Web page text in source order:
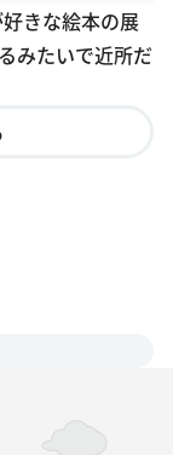
きな絵本の展
みたいで近所だ